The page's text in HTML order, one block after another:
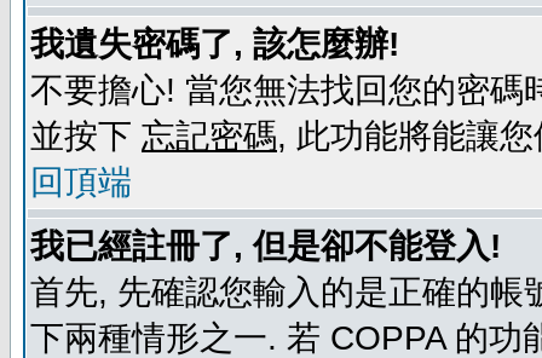
我遺失密碼了, 該怎麼辦!
不要擔心! 當您無法找回您的密
並按下 忘記密碼, 此功能將能讓
回頂端
我已經註冊了, 但是卻不能登入!
首先, 先確認您輸入的是正確的
下兩種情形之一. 若 COPPA 的